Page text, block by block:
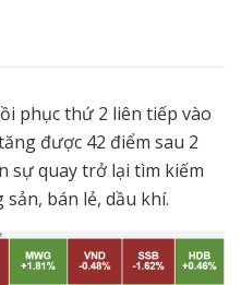
phục thứ 2 liên tiếp vào
được 42 điểm sau 2
sự quay trở lại tìm kiếm
bán lẻ, dầu khí.